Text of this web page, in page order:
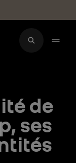
de
ses